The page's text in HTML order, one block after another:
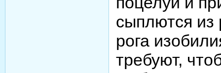
сыплются из
рога
требуют,